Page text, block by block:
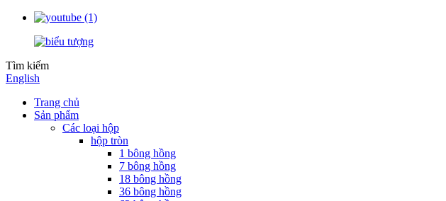
Tìm kiếm
English
Trang chủ
Sản phẩm
Các loại hộp
hộp tròn
1 bông hồng
7 bông hồng
18 bông hồng
36 bông hồng